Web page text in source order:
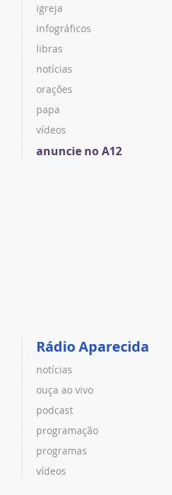
igreja
infográficos
libras
notícias
orações
papa
vídeos
anuncie no A12
Rádio Aparecida
notícias
ouça ao vivo
podcast
programação
programas
vídeos